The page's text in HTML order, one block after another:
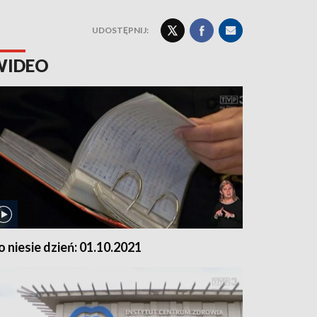
UDOSTĘPNIJ:
niesie dzień: 01.10.2021